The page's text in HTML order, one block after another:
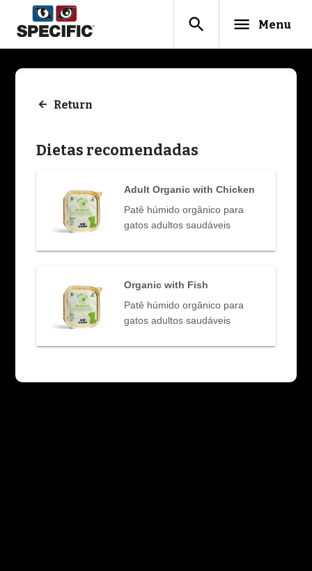
search menu Menu
Return
Dietas recomendadas
Adult Organic with Chicken
Patê húmido orgânico para
gatos adultos saudáveis
Organic with Fish
Patê húmido orgânico para
gatos adultos saudáveis